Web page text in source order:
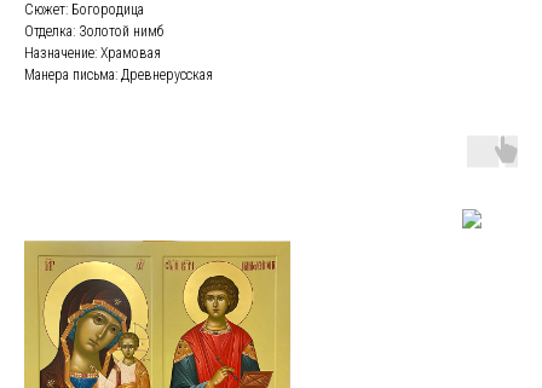
Сюжет: Богородица
Отделка: Золотой нимб
Назначение: Храмовая
Манера письма: Древнерусская